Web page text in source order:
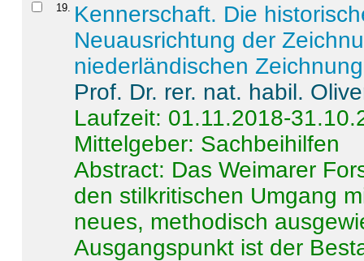
19
Kennerschaft. Die
Neuausrichtung der
niederländischen
Prof. Dr. rer. nat. habil.
Laufzeit: 01.11.2018-
Mittelgeber: Sachbeihilfen
Abstract: Das Weimarer
den stilkritischen Umgang
neues, methodisch
Ausgangspunkt ist der